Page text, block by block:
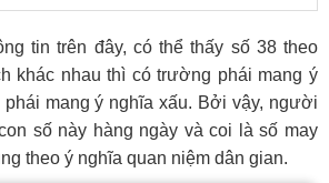
tin trên đây, có thể thấy số 38 theo
khác nhau thì có trường phái mang ý
mang ý nghĩa xấu. Bởi vậy, người
số này hàng ngày và coi là số may
theo ý nghĩa quan niệm dân gian.